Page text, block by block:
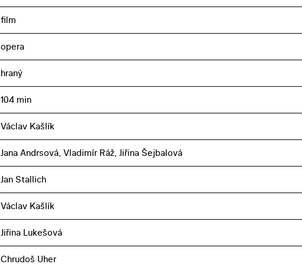
film
opera
hraný
104 min
Václav Kašlík
Jana Andrsová, Vladimír Ráž, Jiřina Šejbalová
Jan Stallich
Václav Kašlík
Jiřina Lukešová
Chrudoš Uher